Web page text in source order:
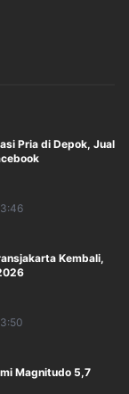
Pria di Depok, Jual
Kembali,
Magnitudo 5,7